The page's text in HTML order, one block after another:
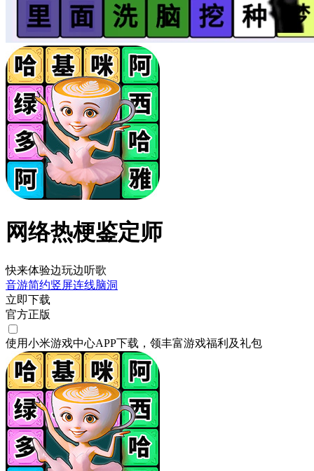
网络热梗鉴定师
快来体验边玩边听歌
音游简约竖屏连线脑洞
立即下载
官方正版
使用小米游戏中心APP下载 ，领丰富游戏福利 及礼包